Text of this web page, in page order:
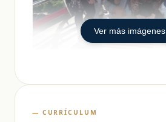
Ver más imágenes
— CURRÍCULUM